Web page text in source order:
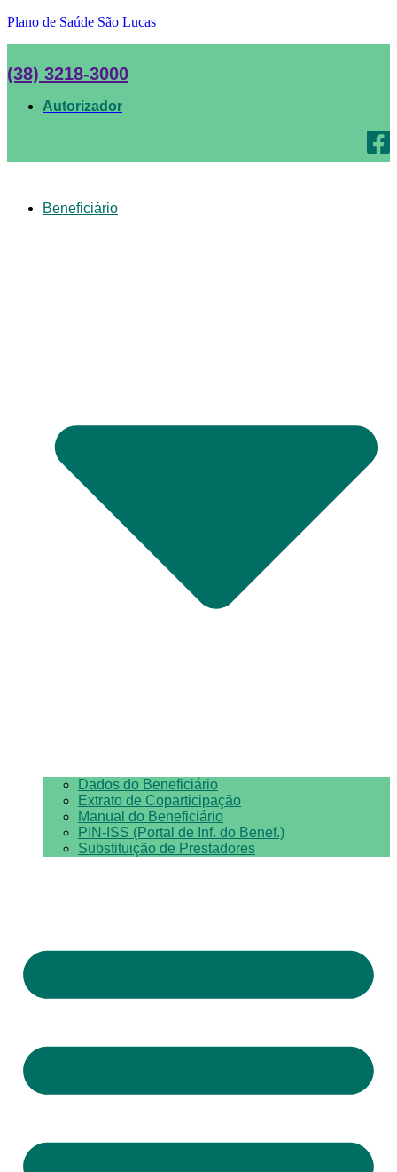
Plano de Saúde São Lucas
(38) 3218-3000
Autorizador
Beneficiário
Dados do Beneficiário
Extrato de Coparticipação
Manual do Beneficiário
PIN-ISS (Portal de Inf. do Benef.)
Substituição de Prestadores